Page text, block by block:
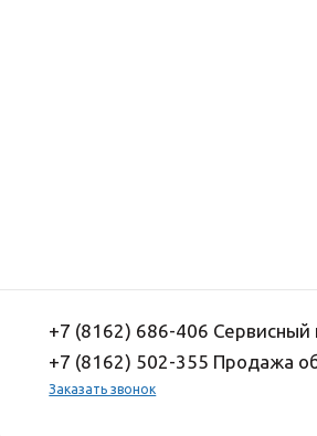
+7 (8162) 686-406 Сервисный
+7 (8162) 502-355 Продажа
Заказать звонок